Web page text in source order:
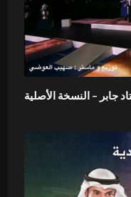
جابر – النسخة الأصلية